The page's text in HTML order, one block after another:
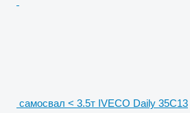
самосвал < 3.5т IVECO Daily 35C13